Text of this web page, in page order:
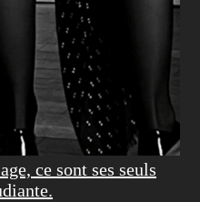
ce sont ses seuls